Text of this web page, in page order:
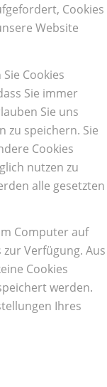
Cookies
Website
Cookies
Sie immer
Sie uns
zu speichern. Sie
Cookies
nutzen zu
alle gesetzten
Computer auf
Verfügung. Aus
Cookies
werden.
Ihres